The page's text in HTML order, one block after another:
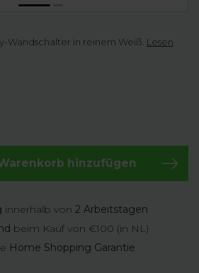
Wandschalter in reinem Weiß. Lesen
hinzufügen
innerhalb von 2 Arbeitstagen
beim Kauf von €100 (in NL)
Home Shopping Garantie